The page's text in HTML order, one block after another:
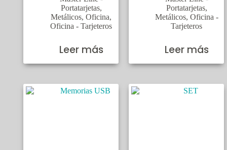
Portatarjetas,
Metálicos, Oficina,
Oficina - Tarjeteros
Leer más
Portatarjetas,
Metálicos, Oficina -
Tarjeteros
Leer más